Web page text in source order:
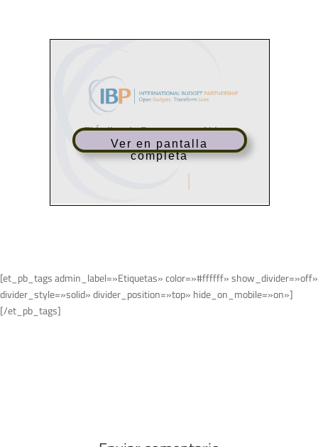
Ver en pantalla
completa
[et_pb_tags admin_label=»Etiquetas» color=»#ffffff» show_divider=»off»
divider_style=»solid» divider_position=»top» hide_on_mobile=»on»]
[/et_pb_tags]